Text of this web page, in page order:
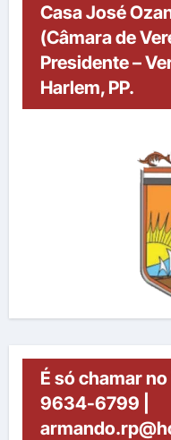
Casa José
(Câmara de
Presidente –
Harlem, PP.
É só chamar
9634-6799 |